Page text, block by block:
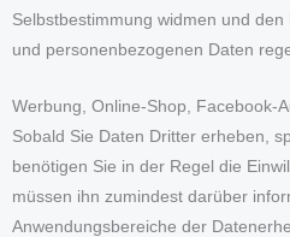
Selbstbestimmung widmen und
und personenbezogenen Daten
Werbung, Online-Shop, Facebook-
Sobald Sie Daten Dritter erheben,
benötigen Sie in der Regel die
müssen ihn zumindest darüber
Anwendungsbereiche der